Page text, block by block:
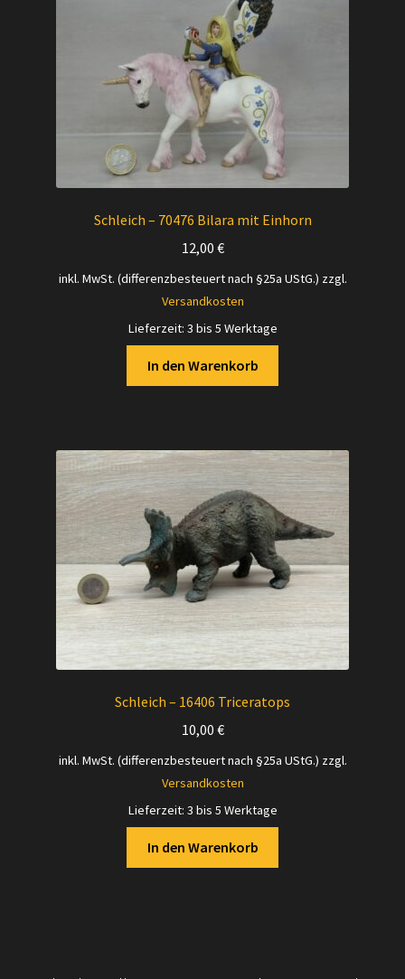
Schleich – 70476 Bilara mit Einhorn
12,00 €
inkl. MwSt. (differenzbesteuert nach §25a UStG.) zzgl.
Versandkosten
Lieferzeit: 3 bis 5 Werktage
In den Warenkorb
Schleich – 16406 Triceratops
10,00 €
inkl. MwSt. (differenzbesteuert nach §25a UStG.) zzgl.
Versandkosten
Lieferzeit: 3 bis 5 Werktage
In den Warenkorb